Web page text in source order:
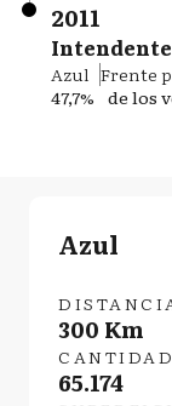
2011
Intendente
Azul Frente
47,7% de los
Azul
300 Km
65.174